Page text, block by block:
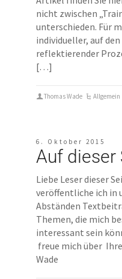
nicht zwischen
unterschieden. Für
individueller, auf
reflektierender
[…]
Thomas Wade Allgemein
6. Oktober 2015
Auf dieser
Liebe Leser dieser
veröffentliche ich in
Abständen
Themen, die mich
interessant sein
freue mich über
Wade